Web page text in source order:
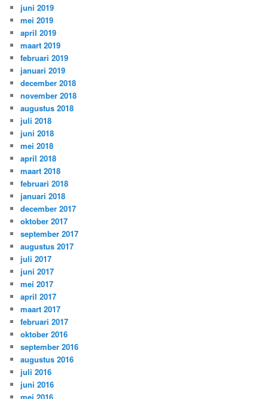
juni 2019
mei 2019
april 2019
maart 2019
februari 2019
januari 2019
december 2018
november 2018
augustus 2018
juli 2018
juni 2018
mei 2018
april 2018
maart 2018
februari 2018
januari 2018
december 2017
oktober 2017
september 2017
augustus 2017
juli 2017
juni 2017
mei 2017
april 2017
maart 2017
februari 2017
oktober 2016
september 2016
augustus 2016
juli 2016
juni 2016
mei 2016